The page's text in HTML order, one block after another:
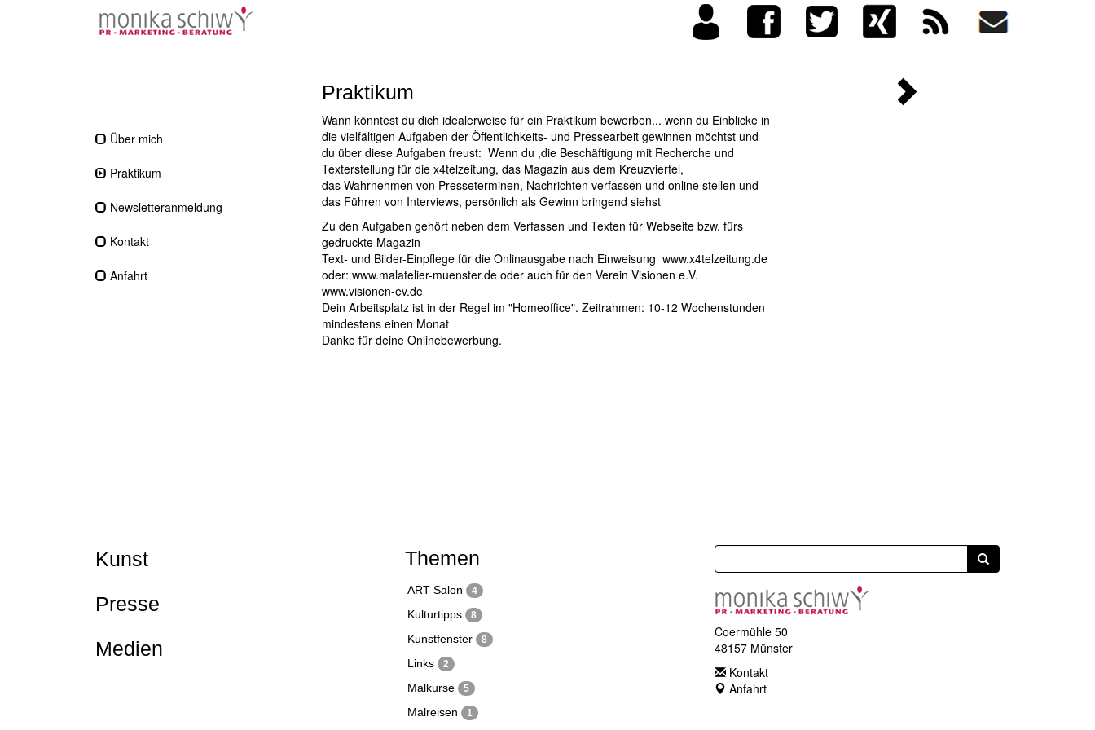
Über mich
Praktikum
Newsletteranmeldung
Kontakt
Anfahrt
Praktikum
Wann könntest du dich idealerweise für ein Praktikum bewerben... wenn du Einblicke in
die vielfältigen Aufgaben der Öffentlichkeits- und Pressearbeit gewinnen möchtst und
du über diese Aufgaben freust: Wenn du ,die Beschäftigung mit Recherche und
Texterstellung für die x4telzeitung, das Magazin aus dem Kreuzviertel,
das Wahrnehmen von Presseterminen, Nachrichten verfassen und online stellen und
das Führen von Interviews, persönlich als Gewinn bringend siehst
Zu den Aufgaben gehört neben dem Verfassen und Texten für Webseite bzw. fürs
gedruckte Magazin
Text- und Bilder-Einpflege für die Onlinausgabe nach Einweisung www.x4telzeitung.de
oder: www.malatelier-muenster.deoder auch für den Verein Visionen e.V.
www.visionen-ev.de
Dein Arbeitsplatz ist in der Regel im "Homeoffice". Zeitrahmen: 10-12 Wochenstunden
mindestens einen Monat
Danke für deine Onlinebewerbung.
Kunst
Presse
Medien
Themen
ART Salon 4
Kulturtipps 8
Kunstfenster 8
Links 2
Malkurse 5
Malreisen 1
Coermühle 50
48157 Münster
Kontakt
Anfahrt